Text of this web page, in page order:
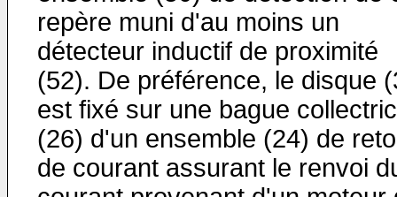
repère muni d'au moins un
détecteur inductif de proximité
(52). De préférence, le disque
est fixé sur une bague
(26) d'un ensemble (24) de
de courant assurant le renvoi